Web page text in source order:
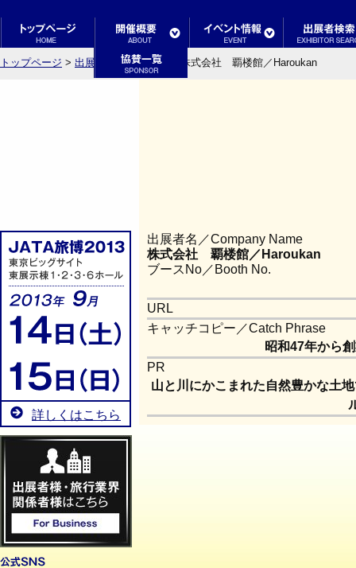
トップページ > 出展者検索結果一覧 > 株式会社 覇楼館／Haroukan
詳しくはこちら
出展者名／Company Name
株式会社 覇楼館／Haroukan
ブースNo／Booth No.
URL
キャッチコピー／Catch Phrase
昭和47年から
PR
山と川にかこまれた自然豊かな土